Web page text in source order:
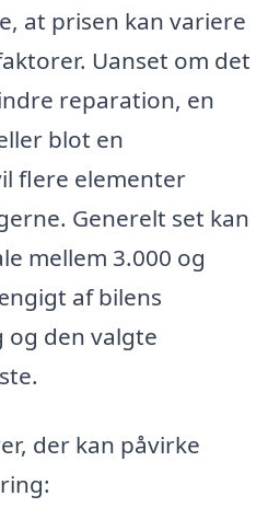
at prisen kan variere
Uanset om det
reparation, en
blot en
flere elementer
Generelt set kan
mellem 3.000 og
af bilens
og den valgte
der kan påvirke